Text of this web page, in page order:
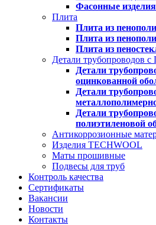
Фасонные изделия
Плита
Плита из
Плита из
Плита из
Детали трубопроводов
Детали
оцинкованной
Детали
Детали
полиэтиленовой
Антикоррозионные
Изделия TECHWOOL
Маты прошивные
Подвесы для труб
Контроль качества
Сертификаты
Вакансии
Новости
Контакты